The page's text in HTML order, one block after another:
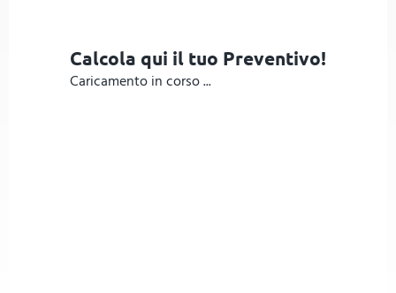
Calcola qui il tuo Preventivo!
Caricamento in corso ...